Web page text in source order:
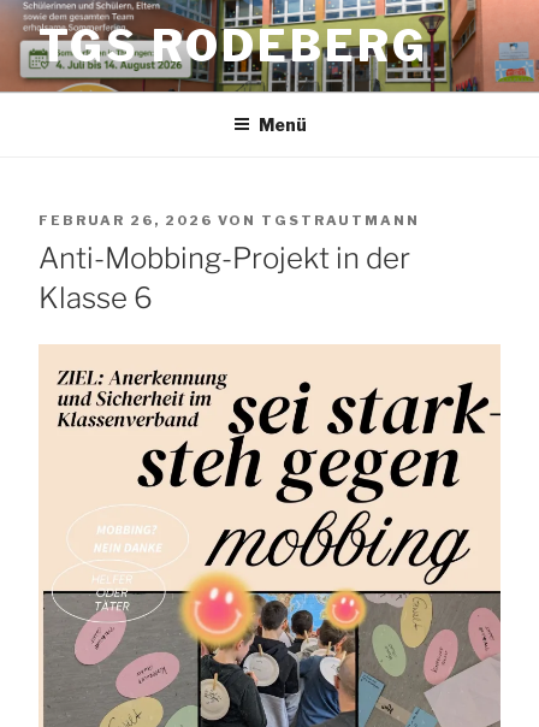
Zum
Inhalt
springenTGS RODEBERG
Menü
VERÖFFENTLICHT
AM
FEBRUAR 26, 2026 VON TGSTRAUTMANN
Anti-Mobbing-Projekt in der
Klasse 6